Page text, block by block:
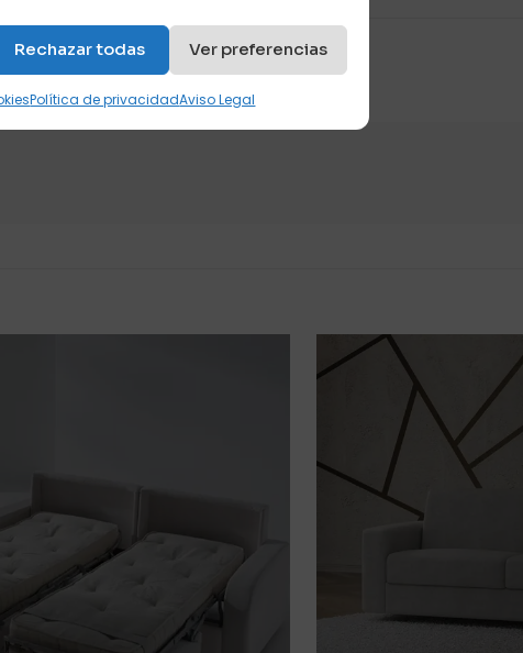
Rechazar todas Ver preferencias
Política de privacidadAviso Legal